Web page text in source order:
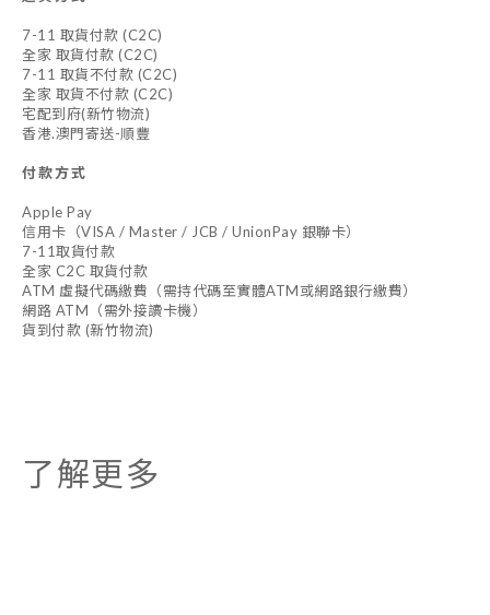
7-11 取貨付款 (C2C)
全家 取貨付款 (C2C)
7-11 取貨不付款 (C2C)
全家 取貨不付款 (C2C)
宅配到府(新竹物流)
香港.澳門寄送-順豐
付款方式
Apple Pay
信用卡（VISA / Master / JCB / UnionPay 銀聯卡）
7-11取貨付款
全家 C2C 取貨付款
ATM 虛擬代碼繳費（需持代碼至實體ATM或網路銀行繳費）
網路 ATM（需外接讀卡機）
貨到付款 (新竹物流)
了解更多